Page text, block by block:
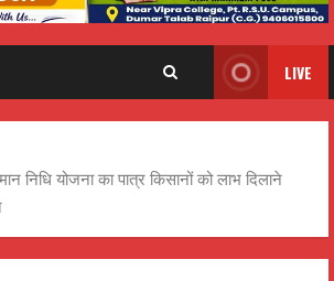
LIVE
निधि योजना का पात्र किसानों को लाभ दिलाने